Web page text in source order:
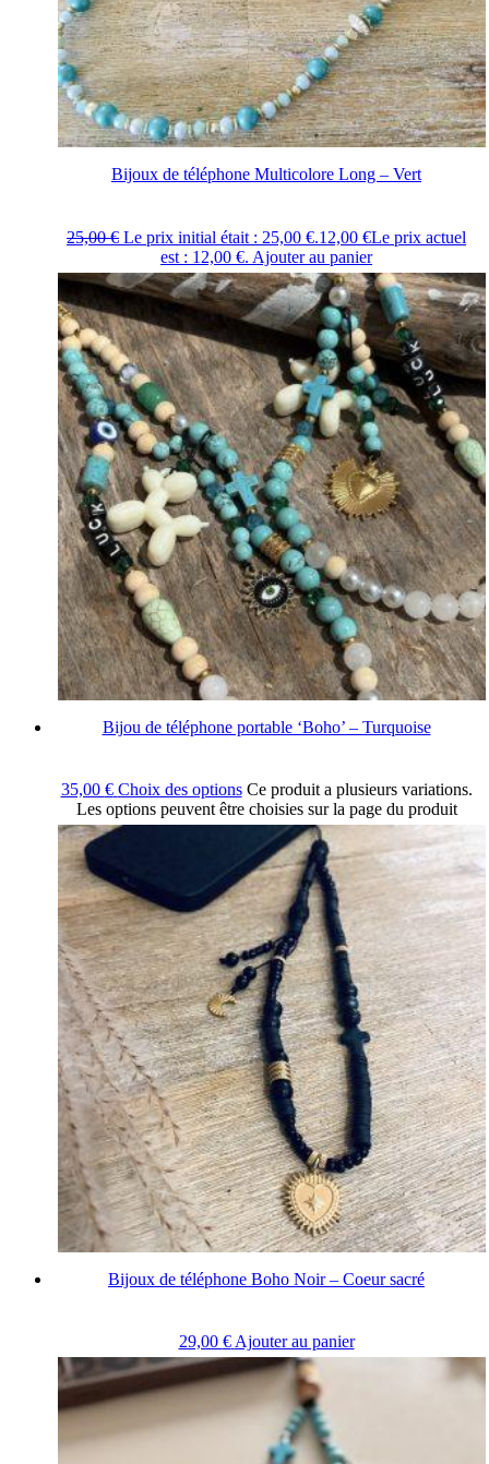
Bijoux de téléphone Multicolore Long – Vert
25,00€ Le prix initial était : 25,00 €.12,00 €Le prix actuel
est : 12,00 €. Ajouter au panier
Bijou de téléphone portable ‘Boho’ – Turquoise
35,00 € Choix des options Ce produit a plusieurs variations.
Les options peuvent être choisies sur la page du produit
Bijoux de téléphone Boho Noir – Coeur sacré
29,00 € Ajouter au panier